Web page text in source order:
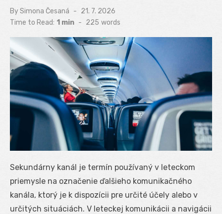
BySimona Česaná
Posted
on
21. 7. 2026
Time to Read: 1 min - 225 words
Sekundárny kanál je termín používaný v leteckom
priemysle na označenie ďalšieho komunikačného
kanála, ktorý je k dispozícii pre určité účely alebo v
určitých situáciách. V leteckej komunikácii a navigácii